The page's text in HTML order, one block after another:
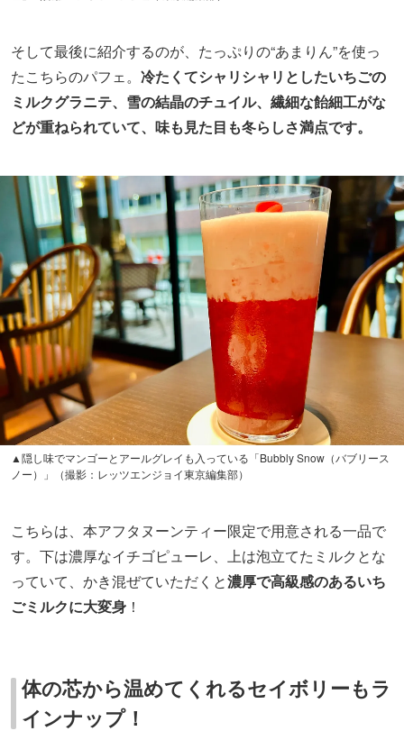
そして最後に紹介するのが、たっぷりの“あまりん”を使っ
たこちらのパフェ。 冷たくてシャリシャリとしたいちごの
ミルクグラニテ、雪の結晶のチュイル、繊細な飴細工がな
どが重ねられていて、味も見た目も冬らしさ満点です。
▲隠し味でマンゴーとアールグレイも入っている「Bubbly Snow（バブリース
ノー）」（撮影：レッツエンジョイ東京編集部）
こちらは、本アフタヌーンティー限定で用意される一品で
す。下は濃厚なイチゴピューレ、上は泡立てたミルクとな
っていて、かき混ぜていただくと濃厚で高級感のあるいち
ごミルクに大変身 ！
体の芯から温めてくれるセイボリーもラ
インナップ！